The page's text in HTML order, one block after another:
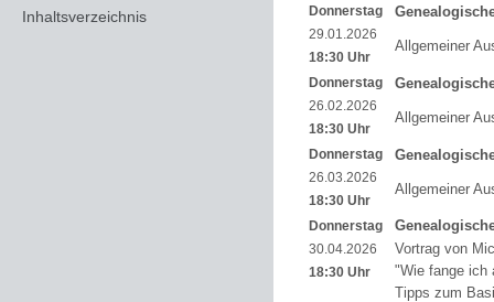
Inhaltsverzeichnis
Donnerstag
29.01.2026
18:30 Uhr
Allgemeiner
Donnerstag
26.02.2026
18:30 Uhr
Allgemeiner
Donnerstag
26.03.2026
18:30 Uhr
Allgemeiner
Donnerstag
30.04.2026
18:30 Uhr
Vortrag von
"Wie fange ich
Tipps zum